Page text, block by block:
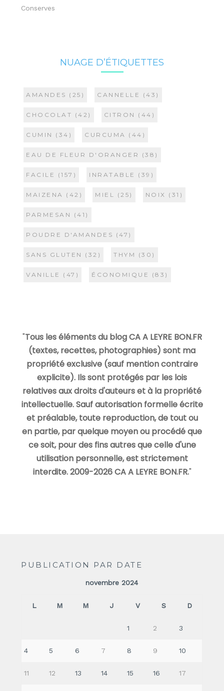
Conserves
NUAGE D’ÉTIQUETTES
AMANDES (25) CANNELLE (43)
CHOCOLAT (42) CITRON (44)
CUMIN (34) CURCUMA (44)
EAU DE FLEUR D'ORANGER (38)
FACILE (157) INRATABLE (39)
MAIZENA (42) MIEL (25) NOIX (31)
PARMESAN (41)
POUDRE D'AMANDES (47)
SANS GLUTEN (32) THYM (30)
VANILLE (47) ÉCONOMIQUE (83)
"Tous les éléments du blog CA A LEYRE BON.FR
(textes, recettes, photographies) sont ma
propriété exclusive (sauf mention contraire
explicite). Ils sont protégés par les lois
relatives aux droits d'auteurs et à la propriété
intellectuelle. Sauf autorisation formelle écrite
et préalable, toute reproduction, de tout ou
en partie, par quelque moyen ou procédé que
ce soit, pour des fins autres que celle d'une
utilisation personnelle, est strictement
interdite. 2009-2026 CA A LEYRE BON.FR."
PUBLICATION PAR DATE
novembre 2024
L M M J V S D
1 2 3
4 5 6 7 8 9 10
11 12 13 14 15 16 17